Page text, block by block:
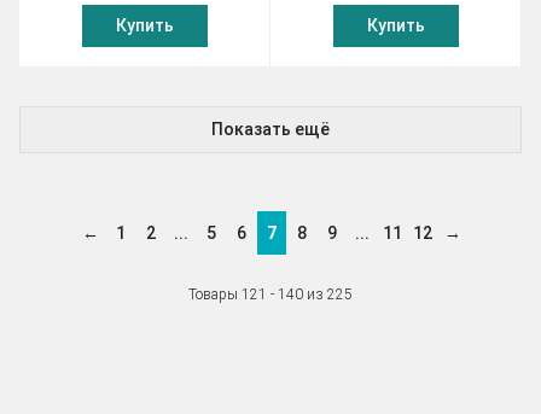
Купить Купить
Показать ещё
Товары 121 - 140 из 225
← 1 2 ... 5 6 7 8 9 ... 11 12 →